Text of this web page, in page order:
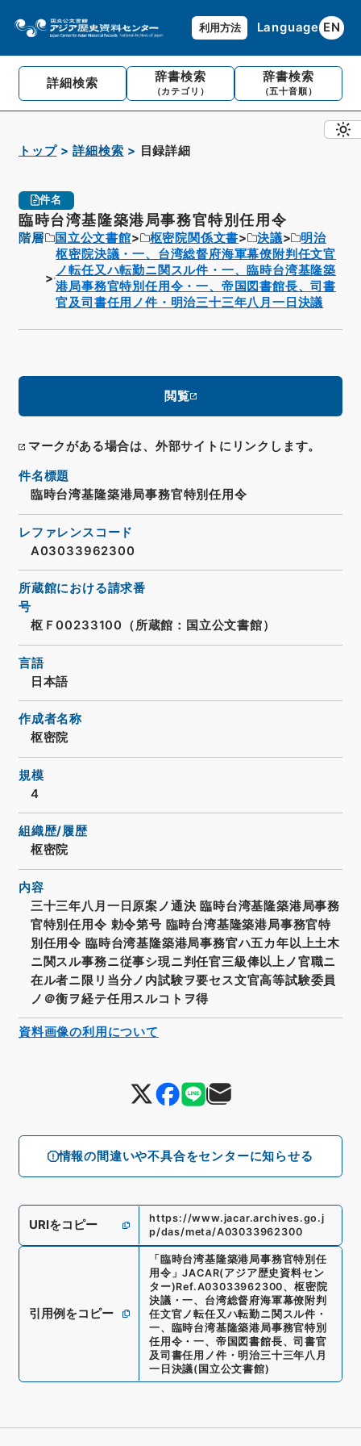
利用方法 Language EN
詳細検索 辞書検索
（カテゴリ）
辞書検索
（五十音順）
トップ 詳細検索 目録詳細
件名
臨時台湾基隆築港局事務官特別任用令
階層 国立公文書館 枢密院関係文書 決議
明治
枢密院決議・一、台湾総督府海軍幕僚附判任文官
ノ転任又ハ転勤ニ関スル件・一、臨時台湾基隆築
港局事務官特別任用令・一、帝国図書館長、司書
官及司書任用ノ件・明治三十三年八月一日決議
閲覧
マークがある場合は、外部サイトにリンクします。
情報の間違いや不具合をセンターに知らせる
件名標題
臨時台湾基隆築港局事務官特別任用令
レファレンスコード
A03033962300
所蔵館における請求番
号
枢Ｆ00233100（所蔵館：国立公文書館）
言語
日本語
作成者名称
枢密院
規模
4
組織歴/履歴
枢密院
内容
三十三年八月一日原案ノ通決 臨時台湾基隆築港局事務
官特別任用令 勅令第号 臨時台湾基隆築港局事務官特
別任用令 臨時台湾基隆築港局事務官ハ五カ年以上土木
ニ関スル事務ニ従事シ現ニ判任官三級俸以上ノ官職ニ
在ル者ニ限リ当分ノ内試験ヲ要セス文官高等試験委員
ノ＠衡ヲ経テ任用スルコトヲ得
URIをコピー
https://www.jacar.archives.go.j
p/das/meta/A03033962300
引用例をコピー
「臨時台湾基隆築港局事務官特別任
用令 」JACAR(アジア歴史資料セン
ター)Ref.A03033962300、枢密院
決議・一、台湾総督府海軍幕僚附判
任文官ノ転任又ハ転勤ニ関スル件・
一、臨時台湾基隆築港局事務官特別
任用令・一、帝国図書館長、司書官
及司書任用ノ件・明治三十三年八月
一日決議(国立公文書館)
資料画像の利用について